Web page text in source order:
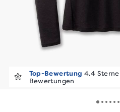
Top-Bewertung 4.4
Bewertungen